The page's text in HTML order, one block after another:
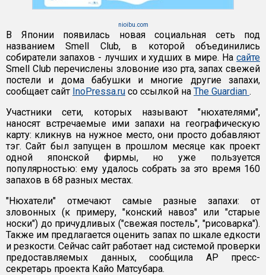
nioibu.com
В Японии появилась новая социальная сеть под
названием Smell Club, в которой объединились
собиратели запахов - лучших и худших в мире. На сайте
Smell Club перечислены зловоние изо рта, запах свежей
постели и дома бабушки и многие другие запахи,
сообщает сайт InoPressa.ru со ссылкой на The Guardian .
Участники сети, которых называют "нюхателями",
наносят встречаемые ими запахи на географическую
карту: кликнув на нужное место, они просто добавляют
тэг. Сайт был запущен в прошлом месяце как проект
одной японской фирмы, но уже пользуется
популярностью: ему удалось собрать за это время 160
запахов в 68 разных местах.
"Нюхатели" отмечают самые разные запахи: от
зловонных (к примеру, "конский навоз" или "старые
носки") до причудливых ("свежая постель", "рисоварка").
Также им предлагается оценить запах по шкале едкости
и резкости. Сейчас сайт работает над системой проверки
предоставляемых данных, сообщила AP пресс-
секретарь проекта Кайо Матсубара.